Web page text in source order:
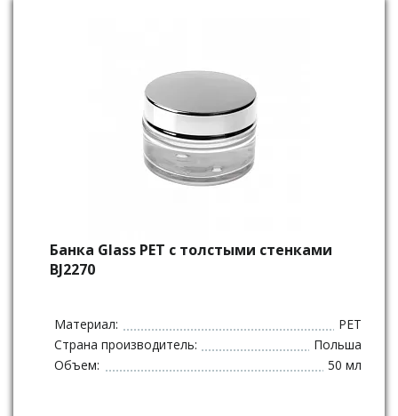
Банка Glass PET c толстыми стенками
BJ2270
Материал:
PET
Страна производитель:
Польша
Объем:
50 мл